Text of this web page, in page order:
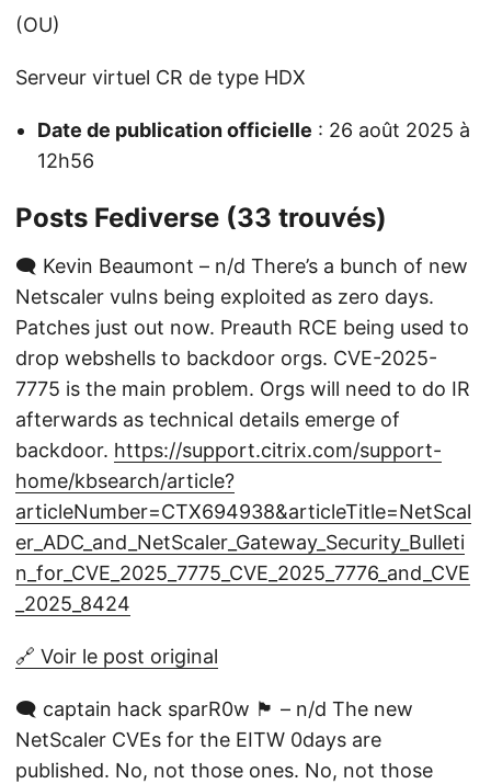
(OU)
Serveur virtuel CR de type HDX
Date de publication officielle : 26 août 2025 à
12h56
Posts Fediverse (33 trouvés)
🗨️ Kevin Beaumont – n/d There’s a bunch of new
Netscaler vulns being exploited as zero days.
Patches just out now. Preauth RCE being used to
drop webshells to backdoor orgs. CVE-2025-
7775 is the main problem. Orgs will need to do IR
afterwards as technical details emerge of
backdoor. https://support.citrix.com/support-
home/kbsearch/article?
articleNumber=CTX694938&articleTitle=NetScal
er_ADC_and_NetScaler_Gateway_Security_Bulleti
n_for_CVE_2025_7775_CVE_2025_7776_and_CVE
_2025_8424
🔗 Voir le post original
🗨️ captain hack sparR0w 🏴 – n/d The new
NetScaler CVEs for the EITW 0days are
published. No, not those ones. No, not those